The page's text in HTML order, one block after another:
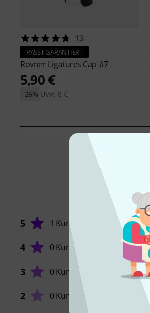
13
PASST GARANTIERT
Rovner Ligatures Cap #7
5,90 €
UVP: 8 €
-26%
5 1 Kunde
4 0 Kunden
3 0 Kunden
2 0 Kunden